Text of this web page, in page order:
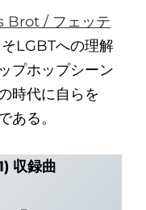
Brot / フェッテ
LGBTへの理解
プホップシーン
時代に自らを
ある。
収録曲